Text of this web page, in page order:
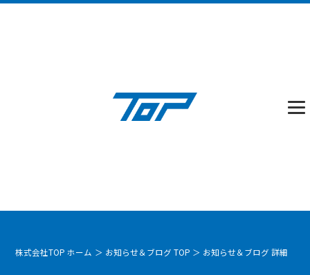
株式会社TOP ホーム ＞ お知らせ＆ブログ TOP ＞ お知らせ＆ブログ 詳細